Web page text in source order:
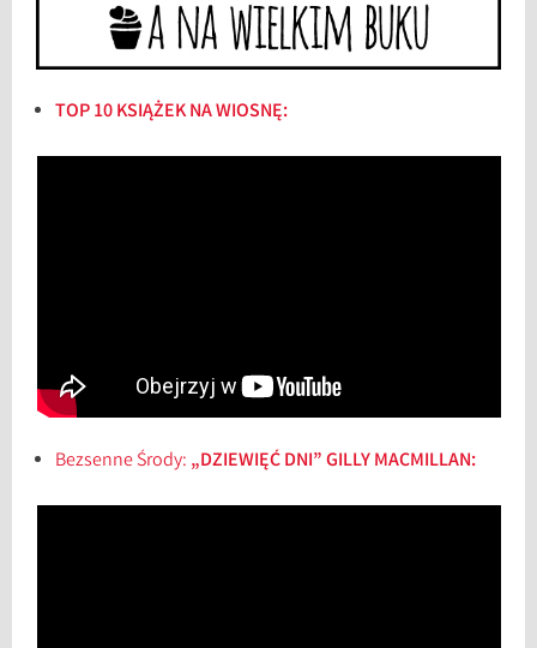
TOP 10 KSIĄŻEK NA WIOSNĘ:
Bezsenne Środy: „DZIEWIĘĆ DNI” GILLY MACMILLAN: